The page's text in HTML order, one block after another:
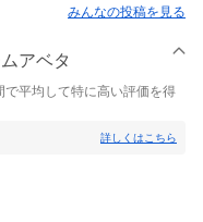
みんなの投稿を見る
アベタ
平均して特に高い評価を得
詳しくはこちら